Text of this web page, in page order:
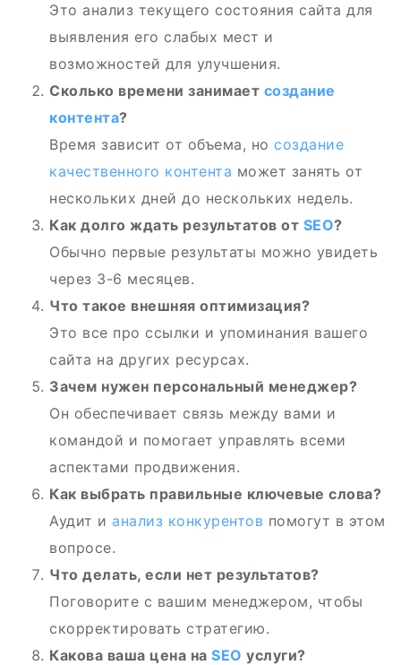
Это анализ текущего состояния сайта для
выявления его слабых мест и
возможностей для улучшения.
Сколько времени занимает создание
контента?
Время зависит от объема, но создание
качественного контента может занять от
нескольких дней до нескольких недель.
Как долго ждать результатов от SEO?
Обычно первые результаты можно увидеть
через 3-6 месяцев.
Что такое внешняя оптимизация?
Это все про ссылки и упоминания вашего
сайта на других ресурсах.
Зачем нужен персональный менеджер?
Он обеспечивает связь между вами и
командой и помогает управлять всеми
аспектами продвижения.
Как выбрать правильные ключевые слова?
Аудит и анализ конкурентов помогут в этом
вопросе.
Что делать, если нет результатов?
Поговорите с вашим менеджером, чтобы
скорректировать стратегию.
Какова ваша цена на SEO услуги?